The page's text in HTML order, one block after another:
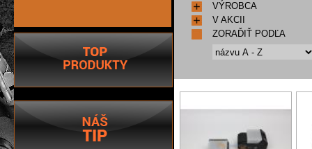
VÝROBCA
V AKCII
ZORAĎIŤ PODĽA